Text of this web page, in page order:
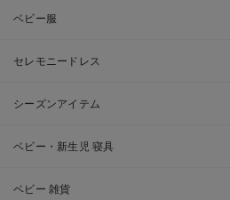
ベビー服
セレモニードレス
シーズンアイテム
ベビー・新生児 寝具
ベビー 雑貨